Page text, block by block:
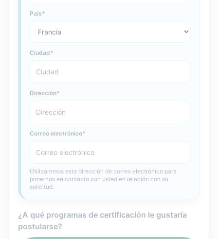
País
Ciudad
Dirección
Correo electrónico
Utilizaremos esta dirección de correo electrónico para
ponernos en contacto con usted en relación con su
solicitud.
¿A qué programas de certificación le gustaría
postularse?